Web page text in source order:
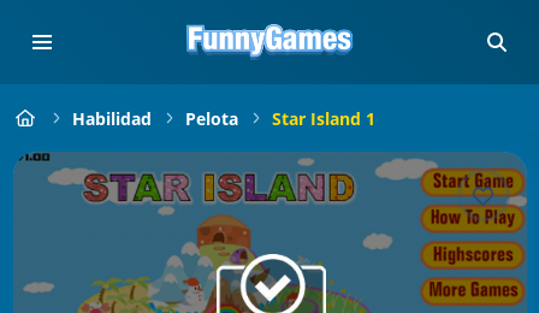
Habilidad Pelota Star Island 1